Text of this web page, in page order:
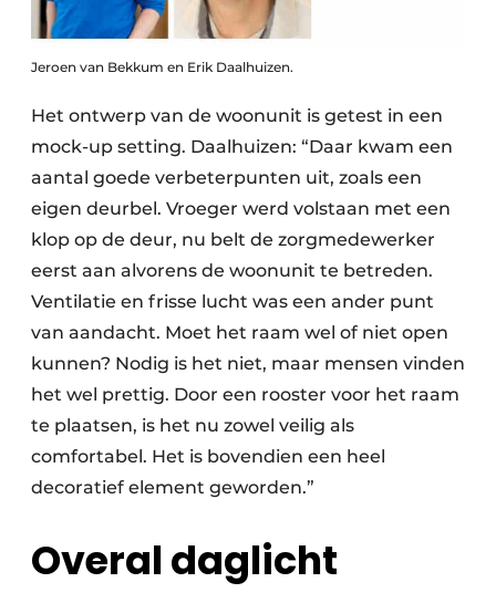
Jeroen van Bekkum en Erik Daalhuizen.
Het ontwerp van de woonunit is getest in een
mock-up setting. Daalhuizen: “Daar kwam een
aantal goede verbeterpunten uit, zoals een
eigen deurbel. Vroeger werd volstaan met een
klop op de deur, nu belt de zorgmedewerker
eerst aan alvorens de woonunit te betreden.
Ventilatie en frisse lucht was een ander punt
van aandacht. Moet het raam wel of niet open
kunnen? Nodig is het niet, maar mensen vinden
het wel prettig. Door een rooster voor het raam
te plaatsen, is het nu zowel veilig als
comfortabel. Het is bovendien een heel
decoratief element geworden.”
Overal daglicht